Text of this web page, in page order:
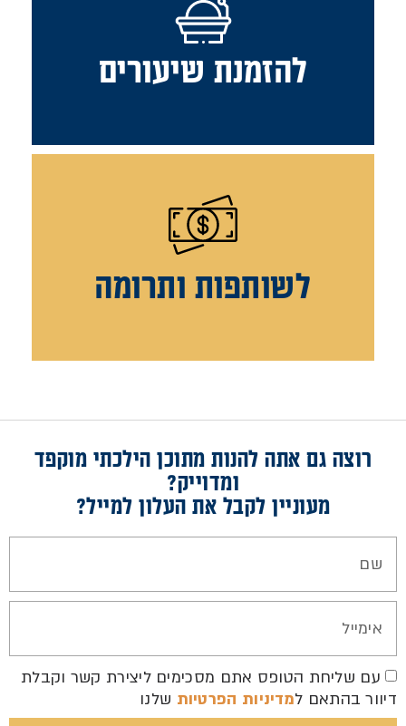
להזמנת שיעורים
לשותפות ותרומה
רוצה גם אתה להנות מתוכן הילכתי מוקפד
ומדוייק?
מעוניין לקבל את העלון למייל?
עם שליחת הטופס אתם מסכימים ליצירת קשר וקבלת
דיוור בהתאם למדיניות הפרטיות שלנו